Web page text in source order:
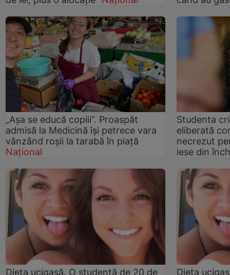
„Așa se educă copiii”. Proaspăt
admisă la Medicină își petrece vara
vânzând roșii la tarabă în piață
Național
Studenta
eliberată
necrezut
iese din
Dieta ucigaşă. O studentă de 20 de Dieta